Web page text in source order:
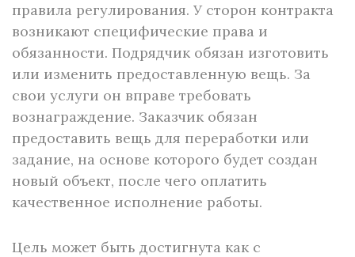
правила регулирования. У сторон контракта
возникают специфические права и
обязанности. Подрядчик обязан изготовить
или изменить предоставленную вещь. За
свои услуги он вправе требовать
вознаграждение. Заказчик обязан
предоставить вещь для переработки или
задание, на основе которого будет создан
новый объект, после чего оплатить
качественное исполнение работы.
Цель может быть достигнута как с